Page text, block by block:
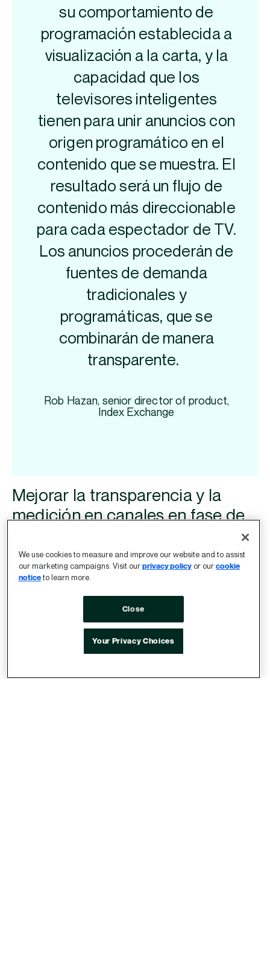
su comportamiento de
programación establecida a
visualización a la carta, y la
capacidad que los
televisores inteligentes
tienen para unir anuncios con
origen programático en el
contenido que se muestra. El
resultado será un flujo de
contenido más direccionable
para cada espectador de TV.
Los anuncios procederán de
fuentes de demanda
tradicionales y
programáticas, que se
combinarán de manera
transparente.
Rob Hazan, senior director of product,
Index Exchange
Mejorar la transparencia y la
medición en canales en fase de
Una de las principales tendencias en publicidad
programática será mejorar la transparencia y la
medición para ofrecer a los profesionales del
marketing visibilidad de dónde se emplea su
inversión en publicidad. En la CTV,OpenRTB 2.6
fue un paso muy importante para ofrecer una
We use cookies to measure and improve our website and to assist
our marketing campaigns. Visit our privacy policy or ourcookie
noticeto learn more.
Close
Your Privacy Choices